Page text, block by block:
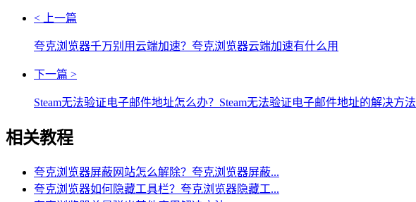
< 上一篇
夸克浏览器千万别用云端加速？夸克浏览器云端加速有什么用
下一篇 >
Steam无法验证电子邮件地址怎么办？Steam无法验证电子邮件地址的解决方法
相关教程
夸克浏览器屏蔽网站怎么解除？夸克浏览器屏蔽...
夸克浏览器如何隐藏工具栏？夸克浏览器隐藏工...